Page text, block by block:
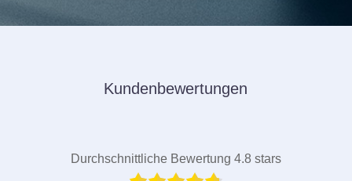
Kundenbewertungen
Durchschnittliche Bewertung 4.8 stars